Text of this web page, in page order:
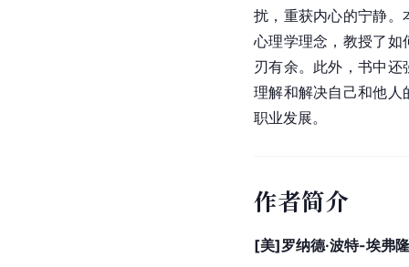
扰，重获内心的宁静。
心理学理念，教授了如
刃有余。此外，书中
理解和解决自己和他人
职业发展。
作者简介
[美]罗纳德·波特-埃弗